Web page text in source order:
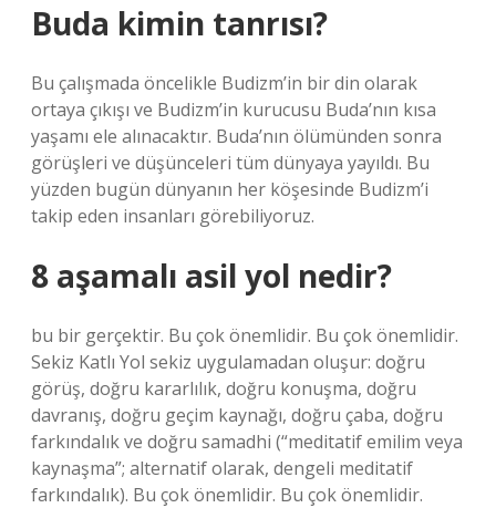
Buda kimin tanrısı?
Bu çalışmada öncelikle Budizm’in bir din olarak
ortaya çıkışı ve Budizm’in kurucusu Buda’nın kısa
yaşamı ele alınacaktır. Buda’nın ölümünden sonra
görüşleri ve düşünceleri tüm dünyaya yayıldı. Bu
yüzden bugün dünyanın her köşesinde Budizm’i
takip eden insanları görebiliyoruz.
8 aşamalı asil yol nedir?
bu bir gerçektir. Bu çok önemlidir. Bu çok önemlidir.
Sekiz Katlı Yol sekiz uygulamadan oluşur: doğru
görüş, doğru kararlılık, doğru konuşma, doğru
davranış, doğru geçim kaynağı, doğru çaba, doğru
farkındalık ve doğru samadhi (“meditatif emilim veya
kaynaşma”; alternatif olarak, dengeli meditatif
farkındalık). Bu çok önemlidir. Bu çok önemlidir.